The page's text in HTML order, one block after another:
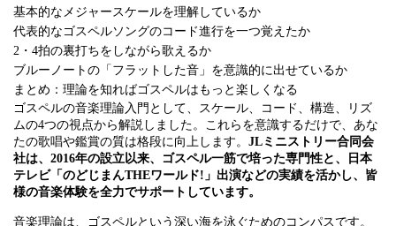
基本的なメジャースケールを理解しているか
代表的なゴスペルソングのコード進行を一つ覚えたか
2・4拍の裏打ちをしながら歌えるか
ブルーノートの「フラットした音」を意識的に出せているか
まとめ：理論を知ればゴスペルはもっと楽しくなる
ゴスペルの音楽理論入門として、スケール、コード、構造、リズ
ムの4つの視点から解説しました。これらを意識するだけで、あな
たの歌唱や鑑賞の質は格段に向上します。 JLミニストリー合同会
社は、2016年の設立以来、ゴスペル一筋で培った専門性と、日本
テレビ「のどじまんTHEワールド!」出演などの実績を活かし、皆
様の音楽体験を全力でサポートしています。
音楽理論は、ゴスペルという深い海を泳ぐためのコンパスです。